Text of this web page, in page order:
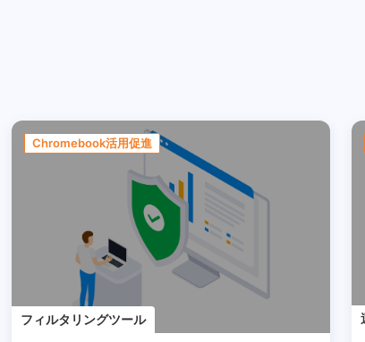
Chromebook活用促進
フィルタリングツール